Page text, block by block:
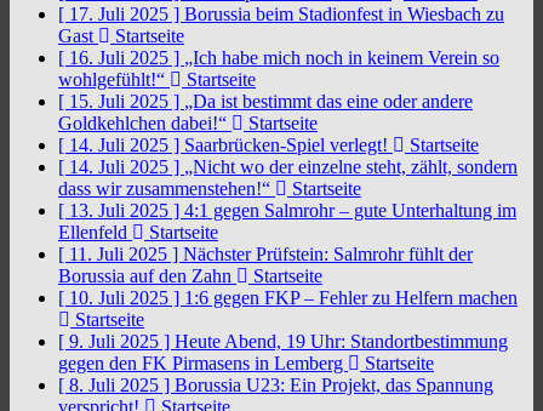
[ 17. Juli 2025 ] Borussia beim Stadionfest in Wiesbach zu
Gast
Startseite
[ 16. Juli 2025 ] „Ich habe mich noch in keinem Verein so
wohlgefühlt!“
Startseite
[ 15. Juli 2025 ] „Da ist bestimmt das eine oder andere
Goldkehlchen dabei!“
Startseite
[ 14. Juli 2025 ] Saarbrücken-Spiel verlegt!
Startseite
[ 14. Juli 2025 ] „Nicht wo der einzelne steht, zählt, sondern
dass wir zusammenstehen!“
Startseite
[ 13. Juli 2025 ] 4:1 gegen Salmrohr – gute Unterhaltung im
Ellenfeld
Startseite
[ 11. Juli 2025 ] Nächster Prüfstein: Salmrohr fühlt der
Borussia auf den Zahn
Startseite
[ 10. Juli 2025 ] 1:6 gegen FKP – Fehler zu Helfern machen
Startseite
[ 9. Juli 2025 ] Heute Abend, 19 Uhr: Standortbestimmung
gegen den FK Pirmasens in Lemberg
Startseite
[ 8. Juli 2025 ] Borussia U23: Ein Projekt, das Spannung
verspricht!
Startseite